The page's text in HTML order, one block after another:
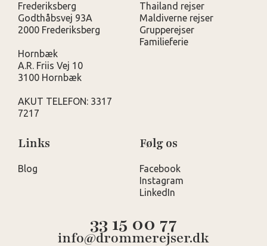
Frederiksberg
Godthåbsvej 93A
2000 Frederiksberg
Hornbæk
A.R. Friis Vej 10
3100 Hornbæk
AKUT TELEFON: 3317
7217
Thailand rejser
Maldiverne rejser
Grupperejser
Familieferie
Links
Blog
Følg os
Facebook
Instagram
LinkedIn
33 15 00 77
info@drommerejser.dk